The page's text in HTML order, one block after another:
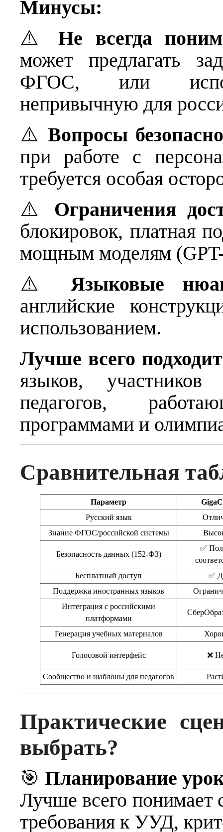
Минусы:
⚠️Не всегда
может предлагать
ФГОС, или
непривычную для
⚠️Вопросы
при работе с
требуется особая
⚠️ Ограничения
блокировок, платная
мощным моделям
⚠️ Языковые
английские
использованием.
Лучше всего
языков, участников
педагогов,
программами и
Сравнительная
Параметр
Русский язык
Знание ФГОС/российской системы
Безопасность данных (152-ФЗ)
✅
Бесплатный доступ
✅
Поддержка иностранных языков
Интеграция с российскими
платформами
Генерация учебных материалов
Голосовой интерфейс ❌
Сообщество и шаблоны для педагогов
Практические
выбрать?
🎯 Планирование
Лучше всего понимает
требования к УУД,